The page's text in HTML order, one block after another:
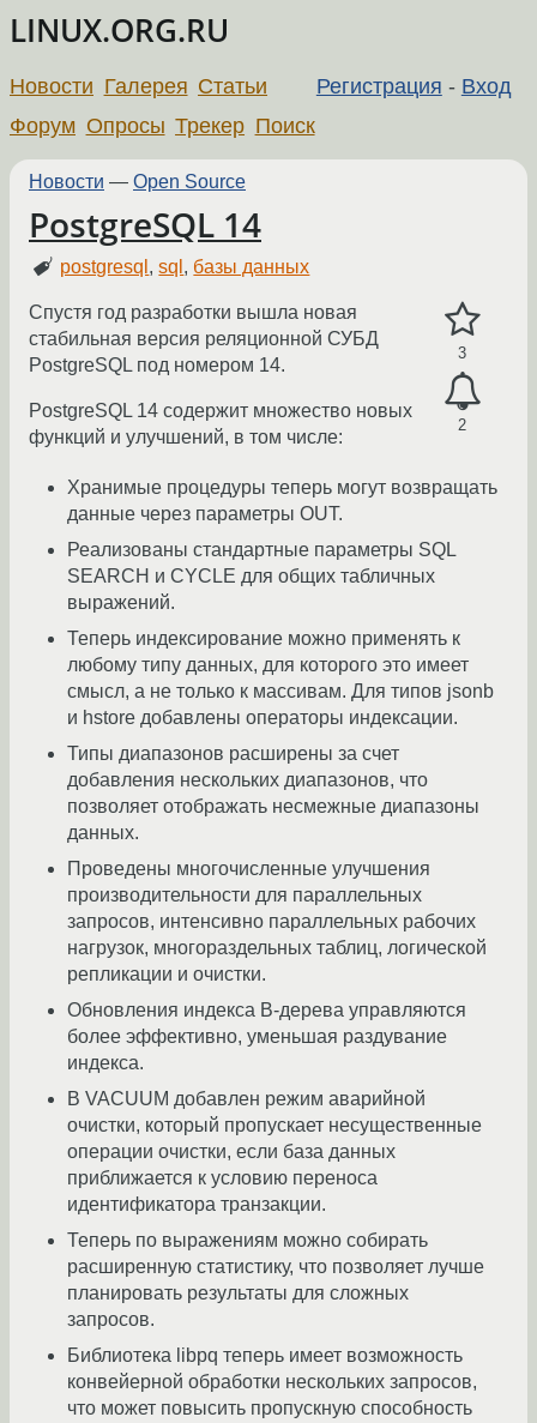
LINUX.ORG.RU
Регистрация - Вход
Новости Галерея Статьи
Форум Опросы Трекер Поиск
Новости — Open Source
PostgreSQL 14
postgresql ,sql , базы данных
3
2
Спустя год разработки вышла новая
стабильная версия реляционной СУБД
PostgreSQL под номером 14.
PostgreSQL 14 содержит множество новых
функций и улучшений, в том числе:
Хранимые процедуры теперь могут возвращать
данные через параметры OUT.
Реализованы стандартные параметры SQL
SEARCH и CYCLE для общих табличных
выражений.
Теперь индексирование можно применять к
любому типу данных, для которого это имеет
смысл, а не только к массивам. Для типов jsonb
и hstore добавлены операторы индексации.
Типы диапазонов расширены за счет
добавления нескольких диапазонов, что
позволяет отображать несмежные диапазоны
данных.
Проведены многочисленные улучшения
производительности для параллельных
запросов, интенсивно параллельных рабочих
нагрузок, многораздельных таблиц, логической
репликации и очистки.
Обновления индекса B-дерева управляются
более эффективно, уменьшая раздувание
индекса.
В VACUUM добавлен режим аварийной
очистки, который пропускает несущественные
операции очистки, если база данных
приближается к условию переноса
идентификатора транзакции.
Теперь по выражениям можно собирать
расширенную статистику, что позволяет лучше
планировать результаты для сложных
запросов.
Библиотека libpq теперь имеет возможность
конвейерной обработки нескольких запросов,
что может повысить пропускную способность